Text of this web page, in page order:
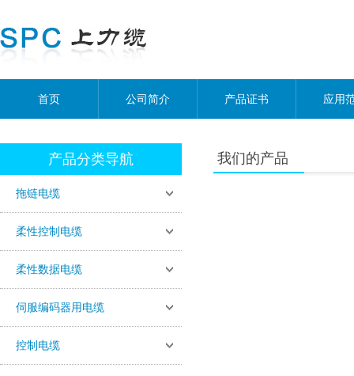
首页 公司简介 产品证书 应用
产品分类导航
拖链电缆
柔性控制电缆
柔性数据电缆
伺服编码器用电缆
控制电缆
我们的产品